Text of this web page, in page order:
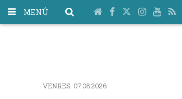
MENÚ
VENRES. 07.08.2026